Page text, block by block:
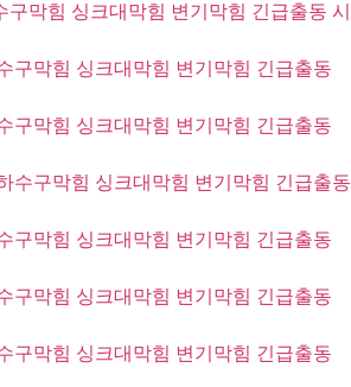
구막힘 싱크대막힘 변기막힘 긴급출동 시
구막힘 싱크대막힘 변기막힘 긴급출동
구막힘 싱크대막힘 변기막힘 긴급출동
수구막힘 싱크대막힘 변기막힘 긴급출동
구막힘 싱크대막힘 변기막힘 긴급출동
구막힘 싱크대막힘 변기막힘 긴급출동
구막힘 싱크대막힘 변기막힘 긴급출동